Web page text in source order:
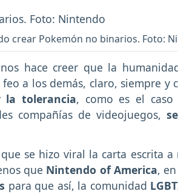
crear Pokemón no binarios. Foto:
hace creer que la
a los demás, claro, siempre y
la tolerancia, como es el
compañías de videojuegos,
se hizo viral la carta escrita a
que Nintendo of America,
para que así, la comunidad